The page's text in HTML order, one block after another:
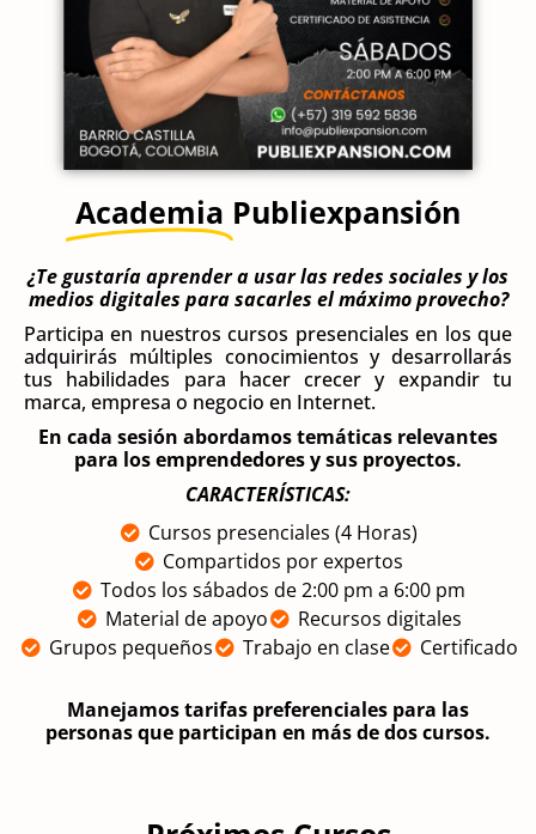
Academia Publiexpansión
¿Te gustaría aprender a usar las redes sociales y los
medios digitales para sacarles el máximo provecho?
Participa en nuestros cursos presenciales en los que
adquirirás múltiples conocimientos y desarrollarás
tus habilidades para hacer crecer y expandir tu
marca, empresa o negocio en Internet.
En cada sesión abordamos temáticas relevantes
para los emprendedores y sus proyectos.
CARACTERÍSTICAS:
Cursos presenciales (4 Horas)
Compartidos por expertos
Todos los sábados de 2:00 pm a 6:00 pm
Material de apoyo
Recursos digitales
Grupos pequeños
Trabajo en clase Certificado
Manejamos tarifas preferenciales para las
personas que participan en más de dos cursos.